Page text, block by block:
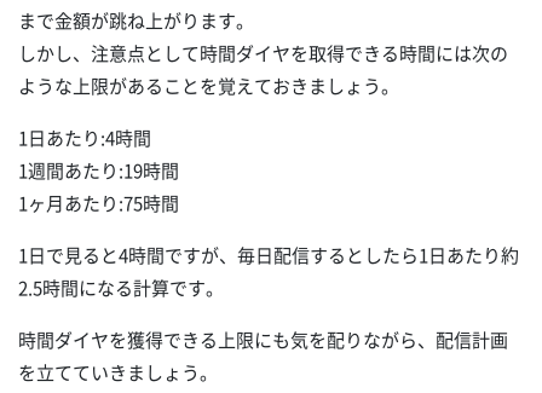
まで金額が跳ね上がります。
しかし、注意点として時間ダイヤを取得できる時間には次の
ような上限があることを覚えておきましょう。
1日あたり:4時間
1週間あたり:19時間
1ヶ月あたり:75時間
1日で見ると4時間ですが、毎日配信するとしたら1日あたり約
2.5時間になる計算です。
時間ダイヤを獲得できる上限にも気を配りながら、配信計画
を立てていきましょう。